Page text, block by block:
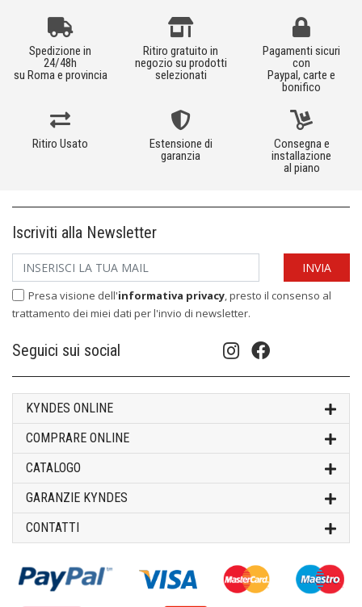
Spedizione in
24/48h
su Roma e provincia
Ritiro gratuito in
negozio su prodotti
selezionati
Pagamenti sicuri
con
Paypal, carte e
bonifico
Ritiro Usato
Estensione di
garanzia
Consegna e
installazione
al piano
Iscriviti alla Newsletter
Presa visione dell'informativa privacy, presto il consenso al
trattamento dei miei dati per l'invio di newsletter.
Seguici sui social
KYNDES ONLINE
COMPRARE ONLINE
CATALOGO
GARANZIE KYNDES
CONTATTI